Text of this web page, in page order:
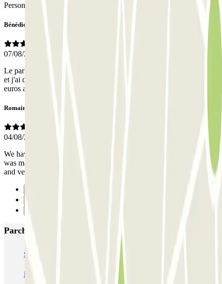
Personale
Bénédicte
07/08/2025
Le parking était très bien mais je n'ai pas pu sortir avec la réservation
et j'ai dû repayer pour pouvoir sortir. De plus, la journée coûtait 12
euros alors que parclick m'a facturé 33 euros
Romain
04/08/2019
We have taken a default parking lot in view of the cancellation that
was made at the last minute in another. But this one was very nice
and very friendly staff.
Parcheggi più popolari a Lisbona
SABA Estádio Universitário de Lisboa
Liberdade